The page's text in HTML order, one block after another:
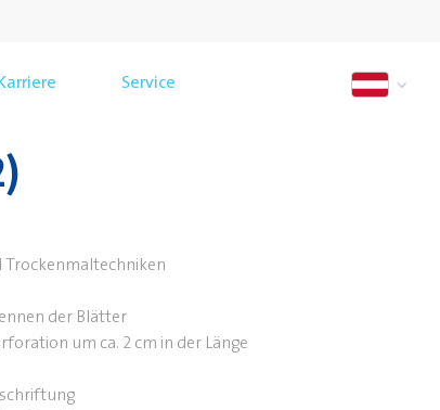
Service
Trockenmaltechniken
der Blätter
um ca. 2 cm in der Länge